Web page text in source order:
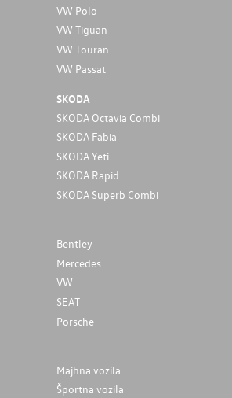
VW Polo
VW Tiguan
VW Touran
VW Passat
SKODA
SKODA Octavia Combi
SKODA Fabia
SKODA Yeti
SKODA Rapid
SKODA Superb Combi
Bentley
Mercedes
VW
SEAT
Porsche
Majhna vozila
Športna vozila